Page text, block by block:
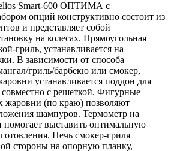
Smart-600 ОПТИМА с
опций конструктивно состоит из
и представляет собой
на колесах. Прямоугольная
гриль, устанавливается на
В зависимости от способа
гриль/барбекю или смокер,
устанавливается поддон для
совместно с решеткой. Фигурные
жаровни (по краю) позволяют
шампуров. Термометр на
выставить оптимальную
Печь смокер-гриля
стороны на опорную планку,